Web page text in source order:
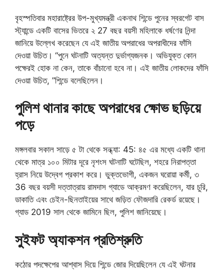
বৃহস্পতিবার মহারাষ্ট্রের উপ-মুখ্যমন্ত্রী একনাথ শিন্ডে পুনের স্বরগেট বাস
স্ট্যান্ডে একটি বাসের ভিতরে ২ 27 বছর বয়সী মহিলাকে ধর্ষণের নিন্দা
জানিয়ে উল্লেখ করেছেন যে এই জাতীয় অপরাধের অপরাধীদের ফাঁসি
দেওয়া উচিত। “পুনে ঘটনাটি অত্যন্ত দুর্ভাগ্যজনক। অভিযুক্ত কোন
পক্ষেরই হোক না কেন, তাকে বাঁচানো হবে না। এই জাতীয় লোকদের ফাঁসি
দেওয়া উচিত, ”শিন্ডে বলেছিলেন।
পুলিশ থানার কাছে অপরাধের ক্ষোভ ছড়িয়ে
পড়ে
মঙ্গলবার সকাল সাড়ে ৫ টা থেকে সন্ধ্যা: 45: ৪৫ এর মধ্যে একটি থানা
থেকে মাত্র ১০০ মিটার দূরে নৃশংস ঘটনাটি ঘটেছিল, শহরে নিরাপত্তা
হ্রাস নিয়ে উদ্বেগ প্রকাশ করে। ভুক্তভোগী, একজন ঘরোয়া কর্মী, ৩
36 বছর বয়সী দত্তাত্রায় রামদাস গ্যাডে আক্রমণ করেছিলেন, যার চুরি,
ডাকাতি এবং চেইন-ছিনতাইয়ের সাথে জড়িত ফৌজদারি রেকর্ড রয়েছে।
গ্যাড 2019 সাল থেকে জামিনে ছিল, পুলিশ জানিয়েছে।
সুইফট অ্যাকশন প্রতিশ্রুতি
কঠোর পদক্ষেপের আশ্বাস দিয়ে শিন্ডে জোর দিয়েছিলেন যে এই ঘটনার